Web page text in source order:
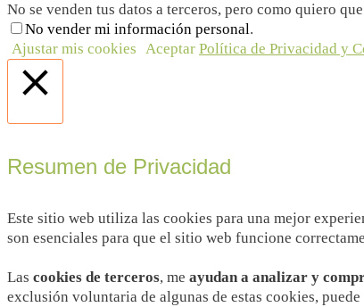
No se venden tus datos a terceros, pero como quiero
No vender mi información personal.
Ajustar mis cookies Aceptar Política de Privacidad y
Resumen de Privacidad
Este sitio web utiliza las cookies para una mejor
son esenciales para que el sitio web funcione
Las cookies de terceros, me ayudan a analizar y
exclusión voluntaria de algunas de estas cookies,